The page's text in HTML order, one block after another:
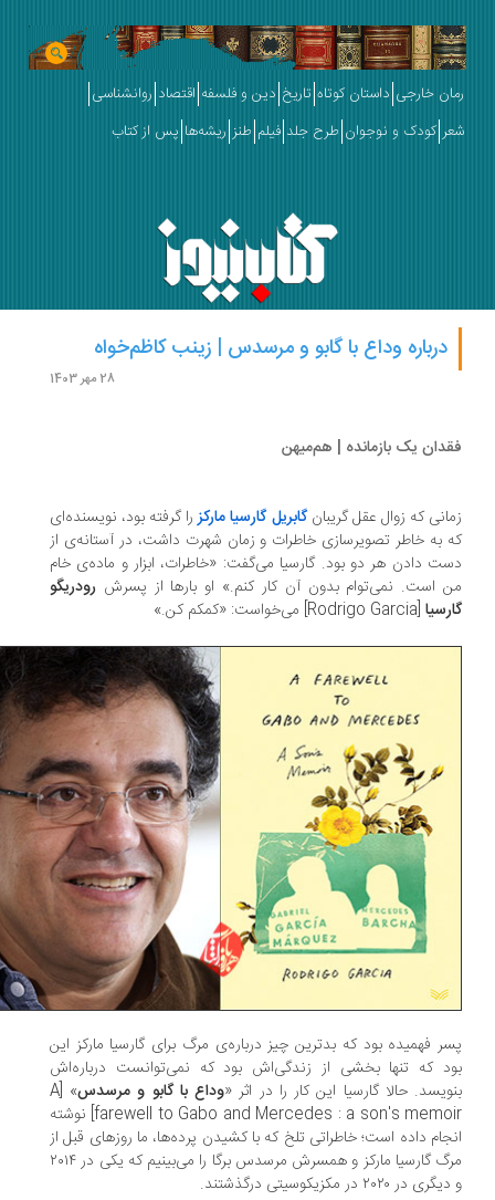
خارجی داستان کوتاه تاریخ دین و فلسفه اقتصاد روانشناسی
کودک و نوجوان طرح جلد فیلم طنز ریشه‌ها پس از کتاب
درباره وداع با گابو و مرسدس | زینب کاظم‌خواه
یک بازمانده | هم‌میهن
که زوال عقل گریبانگابریل گارسیا مارکزرا گرفته‌ بود، نویسنده‌ای
به خاطر تصویرسازی‌ خاطرات و زمان شهرت داشت، در آستانه‌ی از
دادن هر دو بود. گارسیا می‌گفت: «خاطرات، ابزار و ماده‌ی خام
است. نمی‌توام بدون آن کار کنم.» او بارها از پسرشرودریگو
[Rodrigo Garcia] می‌خواست: «کمکم کن.»
فهمیده بود که بدترین چیز درباره‌ی مرگ برای گارسیا مارکز این
که تنها بخشی از زندگی‌اش بود که نمی‌توانست درباره‌اش
حالا گارسیا این کار را در اثر «وداع با گابو و مرسدس
» [A
farewell to Gabo and Mercedes : a son's memoir] نوشته
داده است؛ خاطراتی تلخ که با کشیدن پرده‌ها، ما روزهای قبل از
مرگ گارسیا مارکز و همسرش مرسدس برگا را می‌بینیم که یکی در ۲۰۱۴
در ۲۰۲۰ در مکزیکوسیتی درگذشتند.